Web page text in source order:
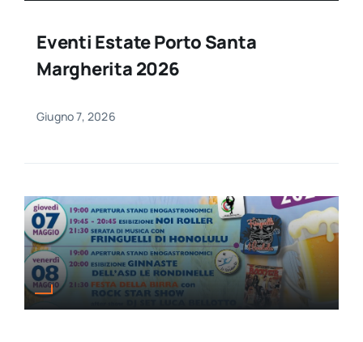
Eventi Estate Porto Santa
Margherita 2026
Giugno 7, 2026